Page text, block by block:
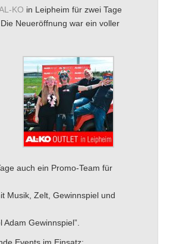
KO in Leipheim für zwei Tage
Neueröffnung war ein voller
auch ein Promo-Team für
Musik, Zelt, Gewinnspiel und
Gewinnspiel”.